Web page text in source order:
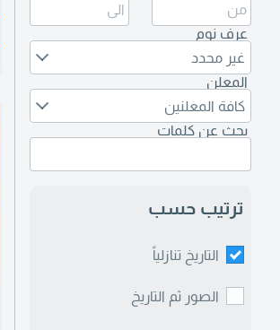
عرف نوم
غير محدد
المعلن
كافة المعلنين
بحث عن كلمات
ترتيب حسب
التاريخ تنازلياً
الصور ثم التاريخ